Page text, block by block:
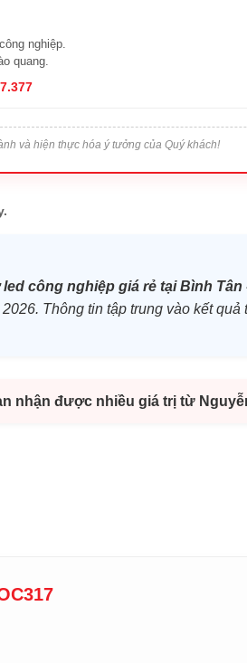
nghiệp.
quang.
và hiện thực hóa ý tưởng của Quý khách!
công nghiệp giá rẻ tại Bình Tân
Thông tin tập trung vào kết quả
nhận được nhiều giá trị từ